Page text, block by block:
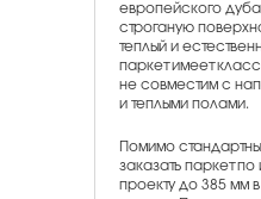
европейского
строганую
теплый и
паркет имеет
не совместим с
и теплыми полами.
Помимо
заказать паркет
проекту до 385 мм